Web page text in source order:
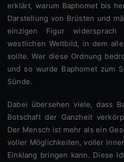
erklärt, warum Baphomet bis
Darstellung von Brüsten und
einzigen Figur widersprach
westlichen Weltbild, in dem
sollte. Wer diese Ordnung
und so wurde Baphomet zum
Sünde.
Dabei übersehen viele, dass Baphomet eigentlich eine
Botschaft der Ganzheit
Der Mensch ist mehr als ein
voller Möglichkeiten, voller
Einklang bringen kann. Diese